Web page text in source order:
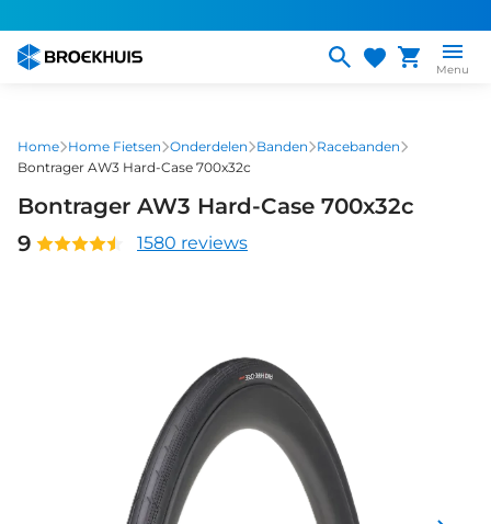
naar
gaan
Menu
Home Home Fietsen Onderdelen Banden
Racebanden
Bontrager AW3 Hard-Case 700x32c
Bontrager AW3 Hard-Case 700x32c
9
1580 reviews